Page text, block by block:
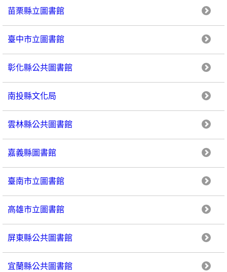
苗栗縣立圖書館
臺中市立圖書館
彰化縣公共圖書館
南投縣文化局
雲林縣公共圖書館
嘉義縣圖書館
臺南市立圖書館
高雄市立圖書館
屏東縣公共圖書館
宜蘭縣公共圖書館